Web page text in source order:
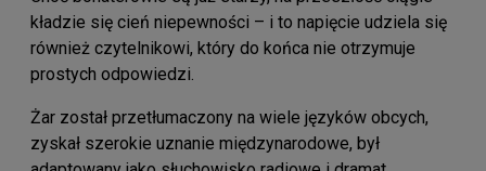
kładzie się cień niepewności – i to napięcie udziela się
również czytelnikowi, który do końca nie otrzymuje
prostych odpowiedzi.
Żar został przetłumaczony na wiele języków obcych,
zyskał szerokie uznanie międzynarodowe, był